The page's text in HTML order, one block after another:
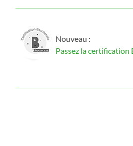
Nouveau :
Passez la certification